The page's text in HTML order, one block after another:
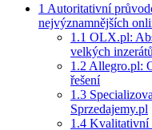
1 Autoritativní
nejvýznamnějších
1.1 OLX.pl:
velkých inzerátů
1.2 Allegro.pl:
řešení
1.3
Sprzedajemy.pl
1.4 Kvalitativní